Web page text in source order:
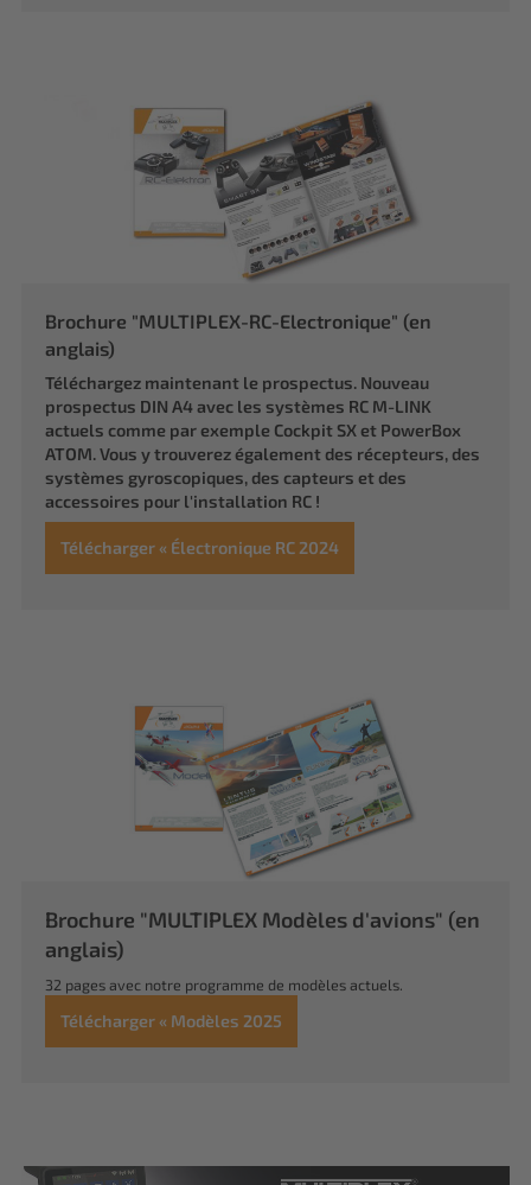
Brochure "MULTIPLEX-RC-Electronique" (en
anglais)
Téléchargez maintenant le prospectus. Nouveau
prospectus DIN A4 avec les systèmes RC M-LINK
actuels comme par exemple Cockpit SX et PowerBox
ATOM. Vous y trouverez également des récepteurs, des
systèmes gyroscopiques, des capteurs et des
accessoires pour l'installation RC !
Télécharger « Électronique RC 2024
Brochure "MULTIPLEX Modèles d'avions" (en
anglais)
32 pages avec notre programme de modèles actuels.
Télécharger « Modèles 2025